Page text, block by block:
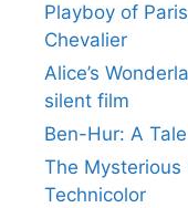
Playboy of
Chevalier
Alice’s
silent film
Ben-Hur: A
The
Technicolor